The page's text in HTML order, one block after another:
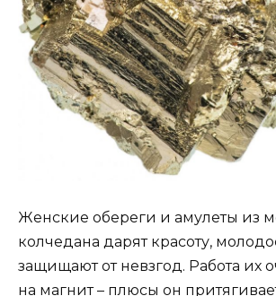
Женские обереги и амулеты из
колчедана дарят красоту,
защищают от невзгод. Работа их
на магнит – плюсы он